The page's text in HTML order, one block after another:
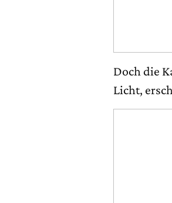
Doch die
Licht,